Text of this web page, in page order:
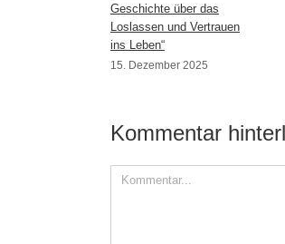
Geschichte über das
Loslassen und Vertrauen
ins Leben“
15. Dezember 2025
Kommentar